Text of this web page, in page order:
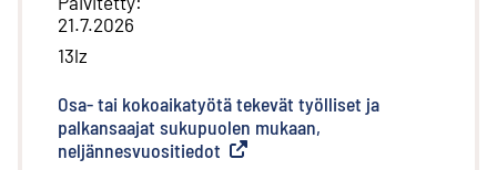
21.7.2026
13lz
Osa- tai kokoaikatyötä tekevät työlliset ja
palkansaajat sukupuolen mukaan,
neljännesvuositiedot Ulkoinen linkki